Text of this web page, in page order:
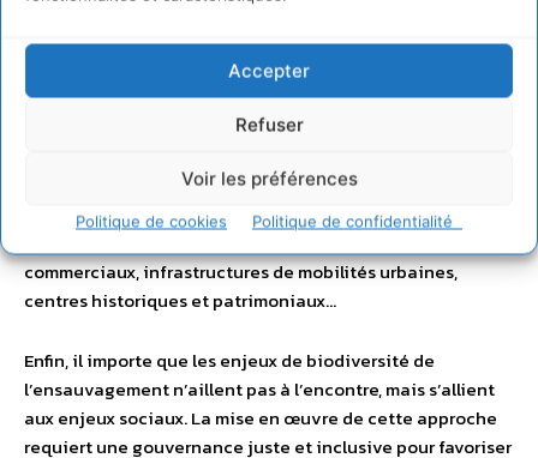
Accepter
Refuser
Voir les préférences
Politique de cookies Politique de confidentialité
ornementale, était sélectionnée et contrôlée.
L’ensauvagement urbain modifie radicalement cette
vision, en proposant de reconnaître l’altérité des autres
êtres vivants et de partager une partie de nos villes avec
Cela implique d’être inventif et subtil dans l’agencement
urbain pour décliner les espèces sauvages à de multiples
commerciaux, infrastructures de mobilités urbaines,
centres historiques et patrimoniaux…
Enfin, il importe que les enjeux de biodiversité de
l’ensauvagement n’aillent pas à l’encontre, mais s’allient
aux enjeux sociaux. La mise en œuvre de cette approche
requiert une gouvernance juste et inclusive pour favoriser